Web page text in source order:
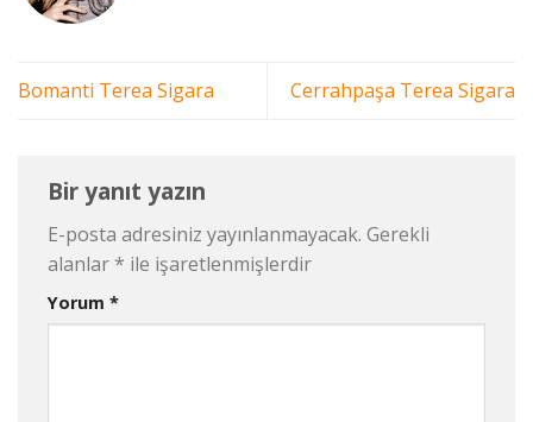
Bomanti Terea Sigara Cerrahpaşa Terea Sigara
Bir yanıt yazın
E-posta adresiniz yayınlanmayacak. Gerekli
alanlar * ile işaretlenmişlerdir
Yorum *